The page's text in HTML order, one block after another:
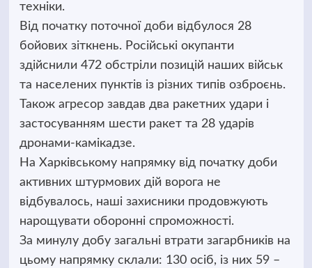
техніки.
Від початку поточної доби відбулося 28
бойових зіткнень. Російські окупанти
здійснили 472 обстріли позицій наших військ
та населених пунктів із різних типів озброєнь.
Також агресор завдав два ракетних удари і
застосуванням шести ракет та 28 ударів
дронами-камікадзе.
На Харківському напрямку від початку доби
активних штурмових дій ворога не
відбувалось, наші захисники продовжують
нарощувати оборонні спроможності.
За минулу добу загальні втрати загарбників на
цьому напрямку склали: 130 осіб, із них 59 –